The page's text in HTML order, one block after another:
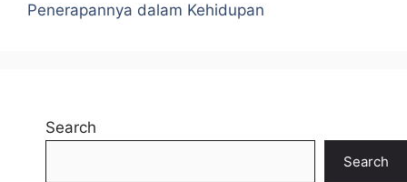
Penerapannya dalam Kehidupan
Search
Search